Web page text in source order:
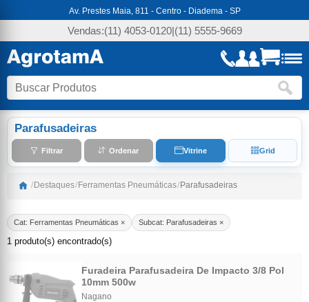
Av. Prestes Maia, 811 - Centro - Diadema - SP
Vendas:(11) 4053-0120|(11) 5555-9669
Parafusadeiras
Filtrar Ordenar Vitrine Grid
/ Destaques/ Ferramentas Pneumáticas/ Parafusadeiras
Cat: Ferramentas Pneumáticas × Subcat: Parafusadeiras ×
1 produto(s) encontrado(s)
Furadeira Parafusadeira De Impacto 3/8 Pol
10mm 500w
Nagano